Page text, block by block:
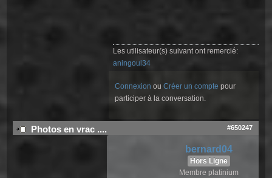
Les utilisateur(s) suivant ont remercié:
aningoul34
Connexion ouCréer un compte pour
participer à la conversation.
Photos en vrac .... #650247
bernard04
Hors Ligne
Membre platinium